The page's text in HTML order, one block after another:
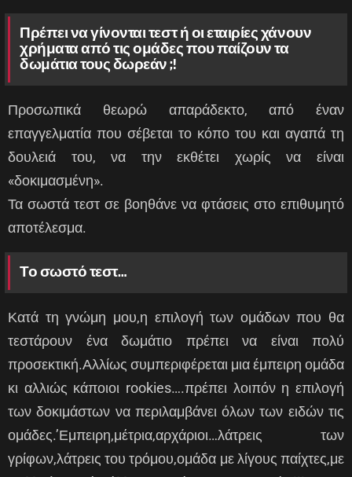
Πρέπει να γίνονται τεστ ή οι εταιρίες χάνουν
χρήματα από τις ομάδες που παίζουν τα
δωμάτια τους δωρεάν ;!
Προσωπικά θεωρώ απαράδεκτο, από έναν
επαγγελματία που σέβεται το κόπο του και αγαπά τη
δουλειά του, να την εκθέτει χωρίς να είναι
«δοκιμασμένη».
Τα σωστά τεστ σε βοηθάνε να φτάσεις στο επιθυμητό
αποτέλεσμα.
Το σωστό τεστ…
Κατά τη γνώμη μου,η επιλογή των ομάδων που θα
τεστάρουν ένα δωμάτιο πρέπει να είναι πολύ
προσεκτική.Αλλίως συμπεριφέρεται μια έμπειρη ομάδα
κι αλλιώς κάποιοι rookies….πρέπει λοιπόν η επιλογή
των δοκιμάστων να περιλαμβάνει όλων των ειδών τις
ομάδες.’Εμπειρη,μέτρια,αρχάριοι…λάτρεις των
γρίφων,λάτρεις του τρόμου,ομάδα με λίγους παίχτες,με